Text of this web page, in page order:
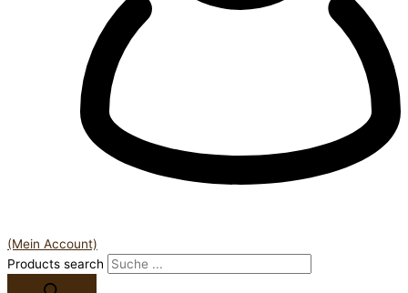
(Mein Account)
Products search